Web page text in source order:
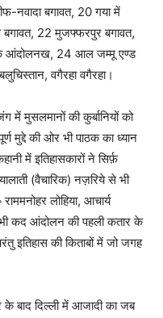
नवादा बगावत, 20 गया में
बगावत, 22 मुजफ्फरपुर बगावत,
आंदोलनख, 24 आल जम्‍मू एण्‍ड
वगैरहा वगैरहा।
में मुसलमानों की कुर्बानियों को
मुद्दे की ओर भी पाठक का ध्‍यान
में इतिहासकारों ने सिर्फ़
(वैचारिक) नज़रिये से भी
लोहिया, आचार्य
कद आंदोलन की पहली कतार के
इतिहास की किताबों में जो जगह
के बाद दिल्‍ली में आजादी का जब